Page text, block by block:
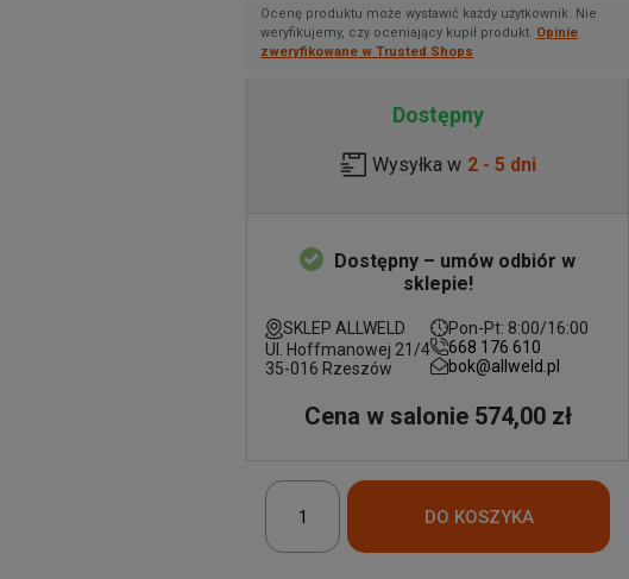
Ocenę produktu może wystawić każdy użytkownik. Nie
weryfikujemy, czy oceniający kupił produkt. Opinie
zweryfikowane w Trusted Shops
Dostępny
Wysyłka w 2 - 5 dni
Dostępny – umów odbiór w
sklepie!
SKLEP ALLWELD
Ul. Hoffmanowej 21/4
35-016 Rzeszów
Pon-Pt: 8:00/16:00
668 176 610
bok@allweld.pl
Cena w salonie 574,00 zł